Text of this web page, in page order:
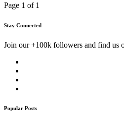
Page 1 of 1
Stay Connected
Join our +100k followers and find us
Popular Posts